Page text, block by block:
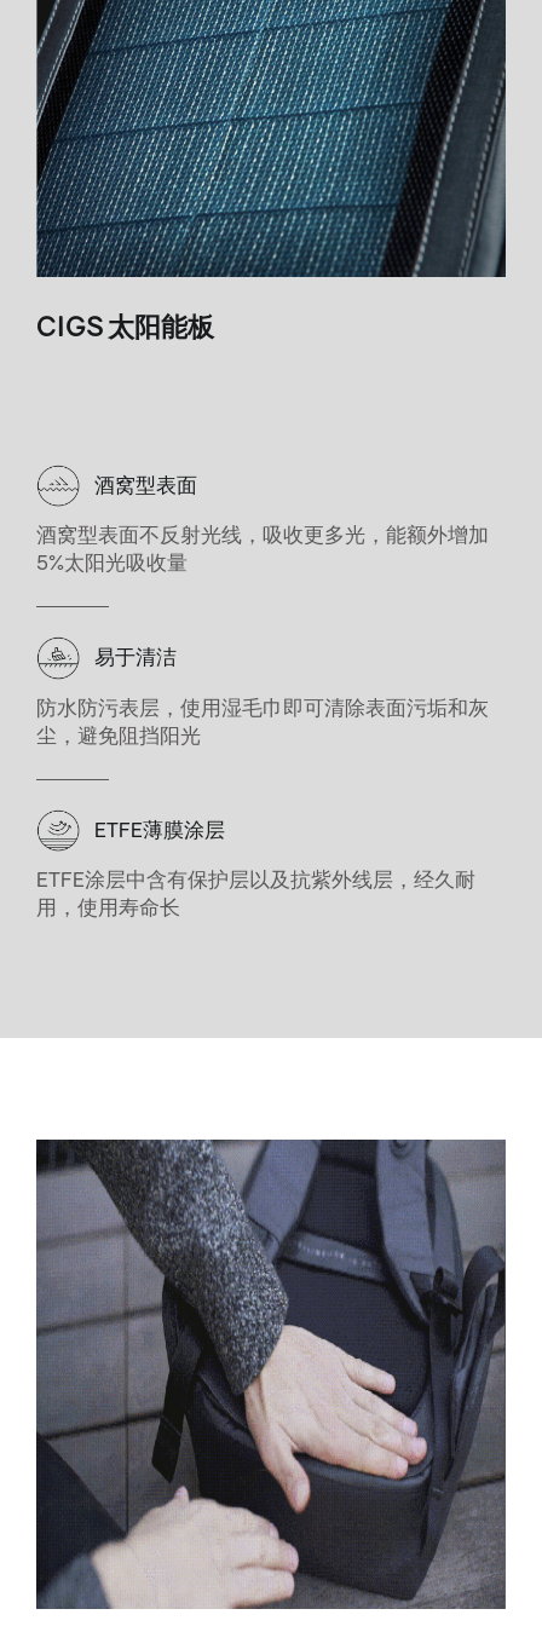
CIGS 太阳能板
酒窝型表面
酒窝型表面不反射光线，吸收更多光，能额外增加
5%太阳光吸收量
易于清洁
防水防污表层，使用湿毛巾即可清除表面污垢和灰
尘，避免阻挡阳光
ETFE薄膜涂层
ETFE涂层中含有保护层以及抗紫外线层，经久耐
用，使用寿命长